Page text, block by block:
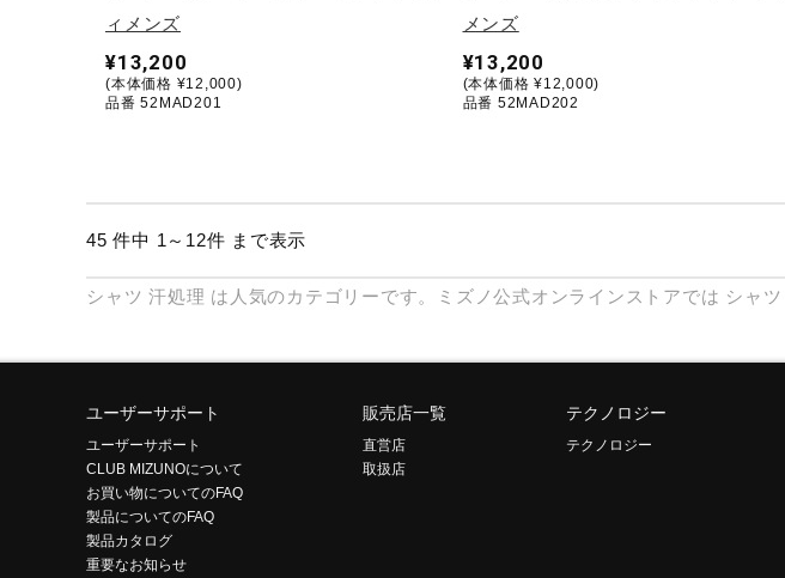
ィメンズ
¥13,200
(本体価格 ¥12,000)
品番 52MAD201
メンズ
¥13,200
(本体価格 ¥12,000)
品番 52MAD202
45 件中 1～12件 まで表示
シャツ 汗処理 は人気のカテゴリーです。ミズノ公式オンラインストアでは シャツ
ユーザーサポート
ユーザーサポート
CLUB MIZUNOについて
お買い物についてのFAQ
製品についてのFAQ
製品カタログ
重要なお知らせ
販売店一覧
直営店
取扱店
テクノロジー
テクノロジー